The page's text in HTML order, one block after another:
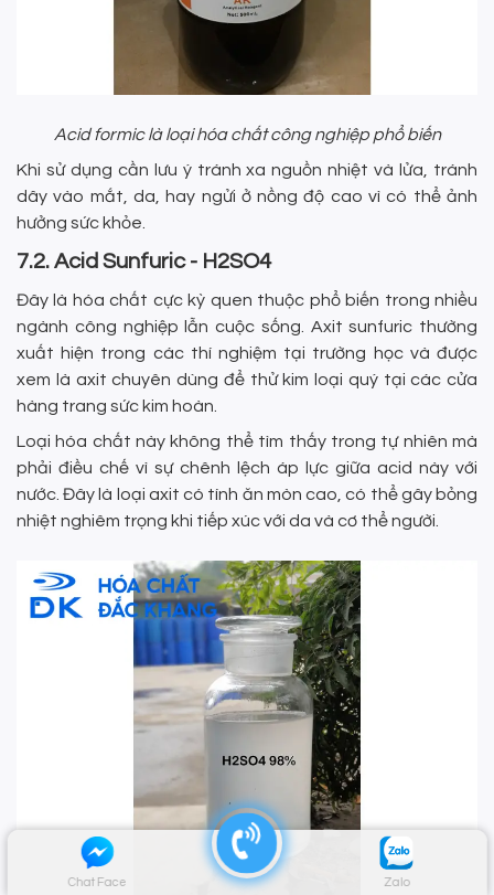
Chat Face Zalo
Acid formic là loại hóa chất công nghiệp phổ biến
Khi sử dụng cần lưu ý tránh xa nguồn nhiệt và lửa, tránh
dây vào mắt, da, hay ngửi ở nồng độ cao vì có thể ảnh
hưởng sức khỏe.
7.2. Acid Sunfuric - H2SO4
Đây là hóa chất cực kỳ quen thuộc phổ biến trong nhiều
ngành công nghiệp lẫn cuộc sống. Axit sunfuric thường
xuất hiện trong các thí nghiệm tại trường học và được
xem là axit chuyên dùng để thử kim loại quý tại các cửa
hàng trang sức kim hoàn.
Loại hóa chất này không thể tìm thấy trong tự nhiên mà
phải điều chế vì sự chênh lệch áp lực giữa acid này với
nước. Đây là loại axit có tính ăn mòn cao, có thể gây bỏng
nhiệt nghiêm trọng khi tiếp xúc với da và cơ thể người.